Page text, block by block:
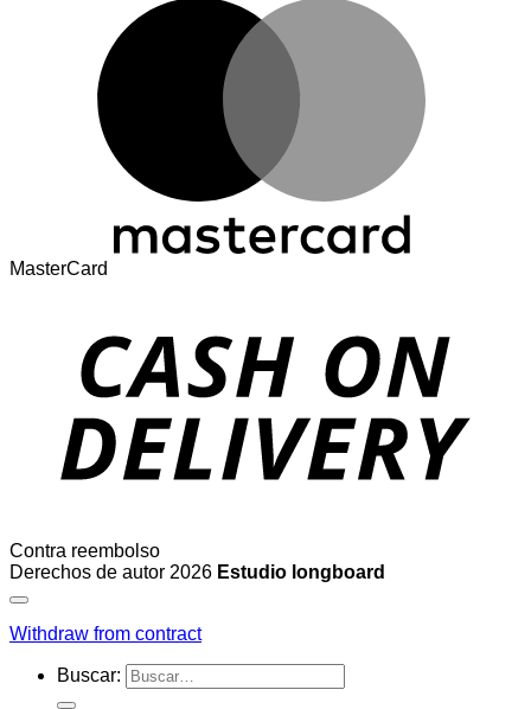
MasterCard
Contra reembolso
Derechos de autor 2026 Estudio longboard
Withdraw from contract
Buscar: